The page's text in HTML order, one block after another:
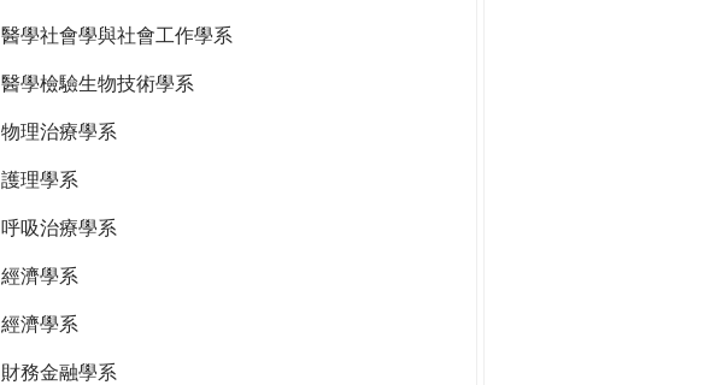
醫學社會學與社會工作學系
醫學檢驗生物技術學系
物理治療學系
護理學系
呼吸治療學系
經濟學系
經濟學系
財務金融學系